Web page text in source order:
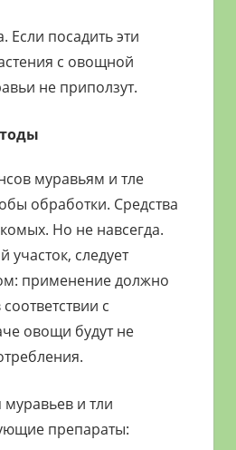
Если посадить эти
с овощной
не приползут.
муравьям и тле
обработки. Средства
Но не навсегда.
участок, следует
применение должно
с
овощи будут не
и тли
препараты: